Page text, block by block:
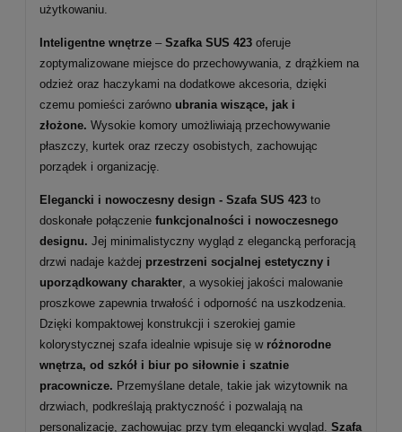
użytkowaniu.
Inteligentne wnętrze – Szafka SUS 423 oferuje
zoptymalizowane miejsce do przechowywania, z drążkiem na
odzież oraz haczykami na dodatkowe akcesoria, dzięki
czemu pomieści zarówno ubrania wiszące, jak i
złożone. Wysokie komory umożliwiają przechowywanie
płaszczy, kurtek oraz rzeczy osobistych, zachowując
porządek i organizację.
Elegancki i nowoczesny design - Szafa SUS 423 to
doskonałe połączenie funkcjonalności i nowoczesnego
designu. Jej minimalistyczny wygląd z elegancką perforacją
drzwi nadaje każdej przestrzeni socjalnej estetyczny i
uporządkowany charakter, a wysokiej jakości malowanie
proszkowe zapewnia trwałość i odporność na uszkodzenia.
Dzięki kompaktowej konstrukcji i szerokiej gamie
kolorystycznej szafa idealnie wpisuje się w różnorodne
wnętrza, od szkół i biur po siłownie i szatnie
pracownicze. Przemyślane detale, takie jak wizytownik na
drzwiach, podkreślają praktyczność i pozwalają na
personalizację, zachowując przy tym elegancki wygląd. Szafa